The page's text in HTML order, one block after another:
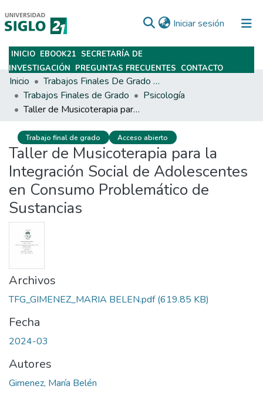
Iniciar sesión (current)
Subir
INICIO EBOOK21 SECRETARÍA DE
INVESTIGACIÓN PREGUNTAS FRECUENTES CONTACTO
Inicio
Trabajos Finales De Grado Y Posgrado
Trabajos Finales de Grado
Psicología
Taller de Musicoterapia para la Integración Social de Adolescentes en Consumo Problemático de Sustancias
Trabajo final de grado Acceso abierto
Taller de Musicoterapia para la
Integración Social de Adolescentes
en Consumo Problemático de
Sustancias
Archivos
TFG_GIMENEZ_MARIA BELEN.pdf(619.85 KB)
Fecha
2024-03
Autores
Gimenez, María Belén